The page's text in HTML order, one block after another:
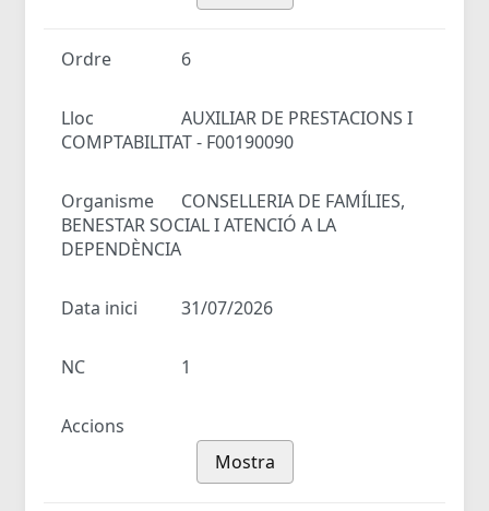
Ordre 6
Lloc
AUXILIAR DE PRESTACIONS I
COMPTABILITAT - F00190090
Organisme
CONSELLERIA DE FAMÍLIES,
BENESTAR SOCIAL I ATENCIÓ A LA
DEPENDÈNCIA
Data inici 31/07/2026
NC 1
Accions
Mostra